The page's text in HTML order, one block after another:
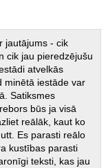
jautājums - cik
cik jau pieredzējušu
atvelkās
minētā iestāde var
Satiksmes
būs ja visā
reālāk, kaut ko
Es parasti reālo
kustības parasti
teksti, kas jau